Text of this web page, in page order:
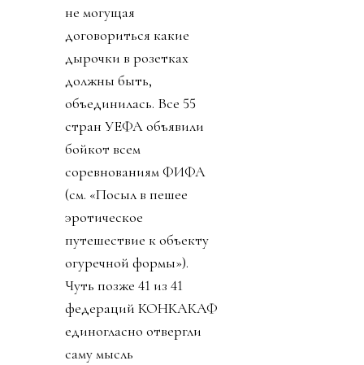
не могущая
договориться какие
дырочки в розетках
должны быть,
объединилась. Все 55
стран УЕФА объявили
бойкот всем
соревнованиям ФИФА
(см. «Посыл в пешее
эротическое
путешествие к объекту
огуречной формы»).
Чуть позже 41 из 41
федераций КОНКАКАФ
единогласно отвергли
саму мысль